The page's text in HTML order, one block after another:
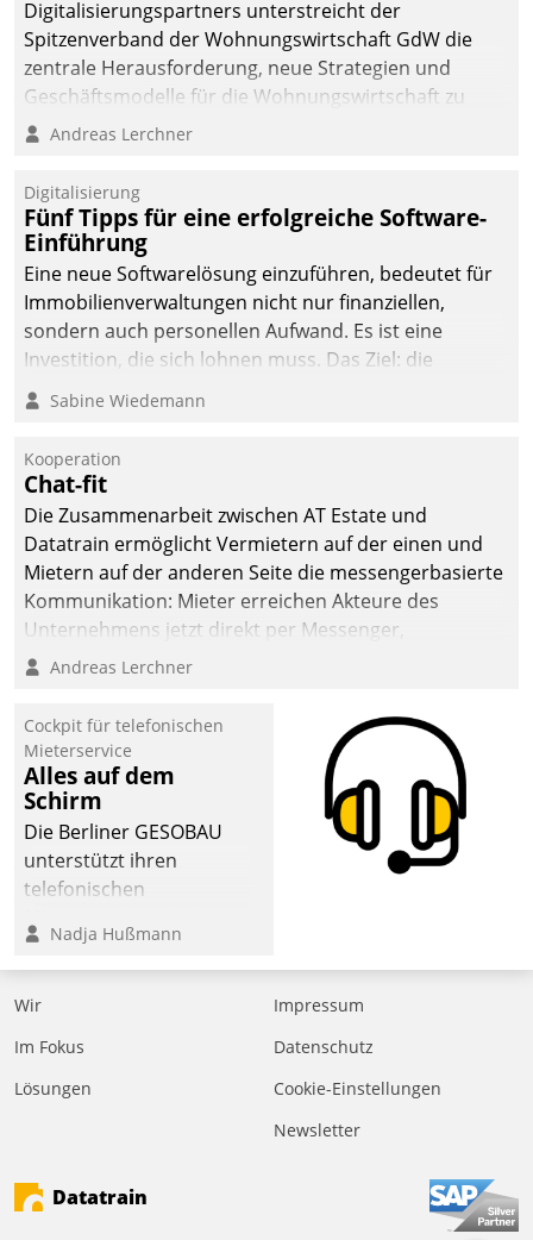
Digitalisierungspartners unterstreicht der
Spitzenverband der Wohnungswirtschaft GdW die
zentrale Herausforderung, neue Strategien und
Geschäftsmodelle für die Wohnungswirtschaft zu
entwickeln.
Andreas Lerchner
Digitalisierung
Fünf Tipps für eine erfolgreiche Software-
Einführung
Eine neue Softwarelösung einzuführen, bedeutet für
Immobilienverwaltungen nicht nur finanziellen,
sondern auch personellen Aufwand. Es ist eine
Investition, die sich lohnen muss. Das Ziel: die
nachhaltige Optimierung der Geschäftsabläufe. Damit
dieses Ziel erreicht wird, sollten einige Grundregeln
Sabine Wiedemann
Kooperation
Chat-fit
Die Zusammenarbeit zwischen AT Estate und
Datatrain ermöglicht Vermietern auf der einen und
Mietern auf der anderen Seite die messengerbasierte
Kommunikation: Mieter erreichen Akteure des
Unternehmens jetzt direkt per Messenger,
Mitarbeiter oder Dienstleister empfangen oder
Andreas Lerchner
Cockpit für telefonischen
Mieterservice
Alles auf dem
Schirm
Die Berliner GESOBAU
unterstützt ihren
telefonischen
digitalen Cockpit, das
situationsbezogen
passende Fragen und
Eine intuitive
Dialogführung ermöglicht
effizienter zu bearbeiten.
Nadja Hußmann
Wir
Im Fokus
Lösungen
Impressum
Datenschutz
Cookie-Einstellungen
Newsletter
Datatrain